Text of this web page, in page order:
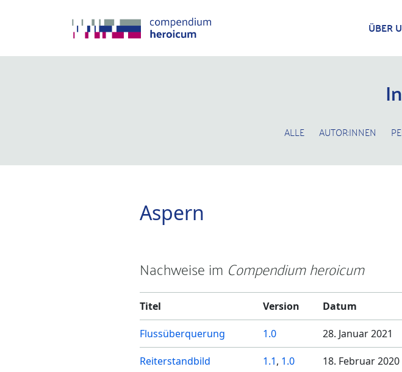
ÜBER
ALLE AUTOR:INNEN
Aspern
Nachweise im Compendium heroicum
Titel Version Datum
Flussüberquerung 1.0 28. Januar 2021
Reiterstandbild 1.1, 1.0 18. Februar 2020